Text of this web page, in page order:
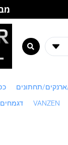
תחתונים
VANZEN דגמחים